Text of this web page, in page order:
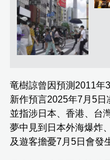
竜樹諒曾因預測2011年
新作預言2025年7月5日
並指涉日本、香港、台
夢中見到日本外海爆炸
及遊客擔憂7月5日會發